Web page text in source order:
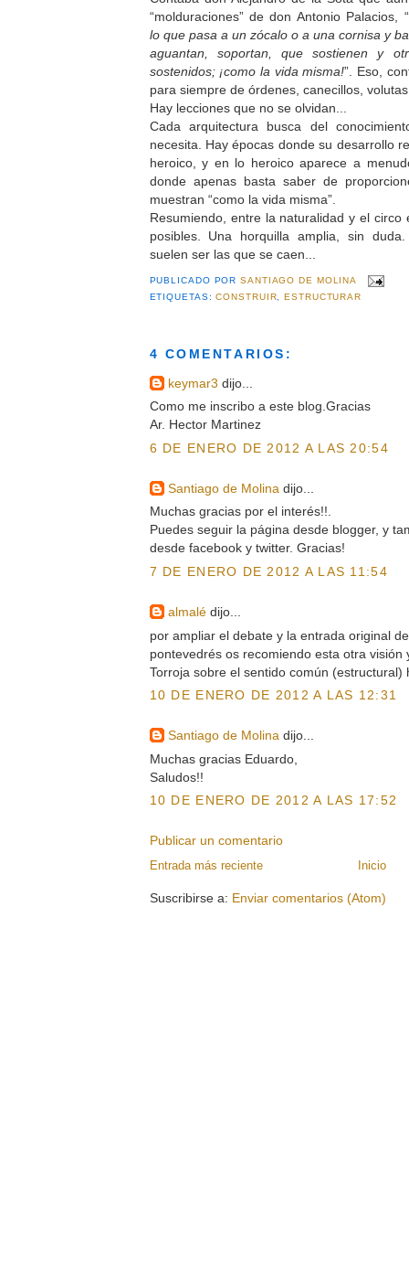
“molduraciones” de don Antonio Palacios, “
lo que pasa a un zócalo o a una cornisa y
aguantan, soportan, que sostienen y
sostenidos; ¡como la vida misma!”. Eso,
para siempre de órdenes, canecillos,
Hay lecciones que no se olvidan...
Cada arquitectura busca del
necesita. Hay épocas donde su desarrollo
heroico, y en lo heroico aparece a
donde apenas basta saber de
muestran “como la vida misma”.
Resumiendo, entre la naturalidad y el circo
posibles. Una horquilla amplia, sin
suelen ser las que se caen...
PUBLICADO PORSANTIAGO DE MOLINA
ETIQUETAS:CONSTRUIR,ESTRUCTURAR
4 COMENTARIOS:
keymar3 dijo...
Como me inscribo a este blog.Gracias
Ar. Hector Martinez
6 DE ENERO DE 2012 A LAS 20:54
Santiago de Molina dijo...
Muchas gracias por el interés!!.
Puedes seguir la página desde blogger, y
desde facebook y twitter. Gracias!
7 DE ENERO DE 2012 A LAS 11:54
almalédijo...
por ampliar el debate y la entrada original
pontevedrés os recomiendo esta otra visión
Torroja sobre el sentido común (estructural)
10 DE ENERO DE 2012 A LAS 12:31
Santiago de Molinadijo...
Muchas gracias Eduardo,
Saludos!!
10 DE ENERO DE 2012 A LAS 17:52
Publicar un comentario
Entrada más reciente Inicio
Suscribirse a: Enviar comentarios (Atom)